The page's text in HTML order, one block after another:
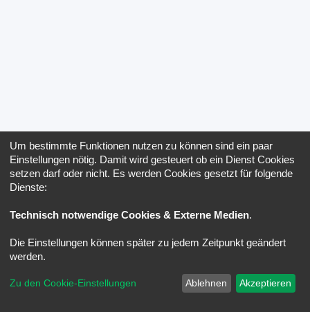
Um bestimmte Funktionen nutzen zu können sind ein paar
Einstellungen nötig. Damit wird gesteuert ob ein Dienst Cookies
setzen darf oder nicht. Es werden Cookies gesetzt für folgende
Dienste:
Technisch notwendige Cookies & Externe Medien.
Die Einstellungen können später zu jedem Zeitpunkt geändert
werden.
Zu den Cookie-Einstellungen Ablehnen Akzeptieren